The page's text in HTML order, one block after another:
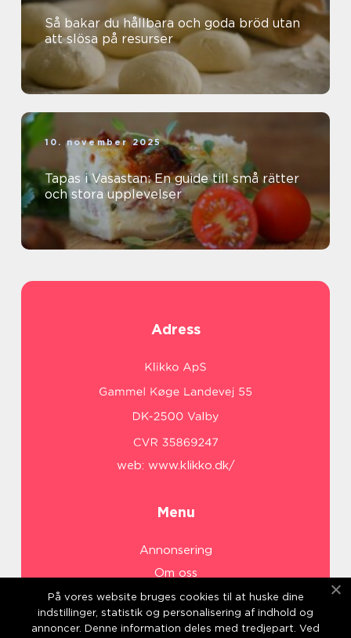
Så bakar du hållbara och goda bröd utan
att slösa på resurser
10. november 2025
Tapas i Vasastan: En guide till små rätter
och stora upplevelser
Adress
web: www.klikko.dk/
Menu
Annonsering
Om oss
Cookies
Kontakta oss
På vores website bruges cookies til at huske dine
indstillinger, statistik og personalisering af indhold og
annoncer. Denne information deles med tredjepart. Ved